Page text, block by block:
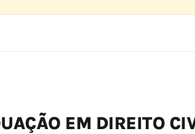
EM DIREITO